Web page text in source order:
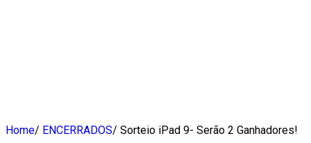
Home/ ENCERRADOS/ Sorteio iPad 9- Serão 2 Ganhadores!